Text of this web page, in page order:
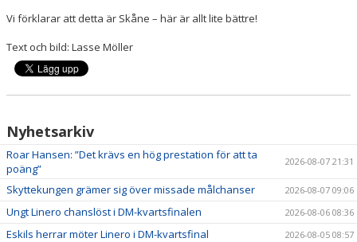
Vi förklarar att detta är Skåne – här är allt lite bättre!
Text och bild: Lasse Möller
Nyhetsarkiv
Roar Hansen: ”Det krävs en hög prestation för att ta
poäng”
2026-08-07 21:31
Skyttekungen grämer sig över missade målchanser 2026-08-07 09:06
Ungt Linero chanslöst i DM-kvartsfinalen 2026-08-06 08:36
Eskils herrar möter Linero i DM-kvartsfinal 2026-08-05 08:57